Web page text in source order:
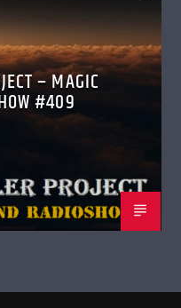
– MAGIC
#409